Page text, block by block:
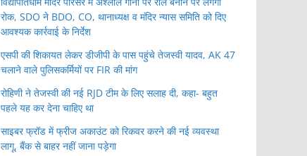
रोक, SDO ने BDO, CO, थानाध्यक्ष व मंदिर न्यास समिति को दिए
आवश्यक कार्रवाई के निर्देश
एसपी की शिकायत लेकर डीजीपी के पास पहुंचे तेजस्वी यादव, AK 47
चलाने वाले पुलिसकर्मियों पर FIR की मांग
रोहिणी ने तेजस्वी की नई RJD टीम के लिए सलाह दी, कहा- बहुत
पहले यह कर देना चाहिए था
साइबर फ्रॉड में फ्रीज अकाउंट को रिकवर करने की नई व्यवस्था
लागू, बैंक से बाहर नहीं जाना पड़ेगा